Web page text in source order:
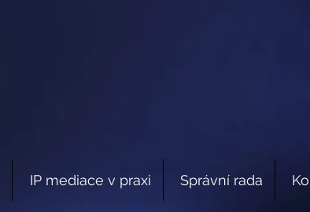
IP mediace v praxi Správní rada